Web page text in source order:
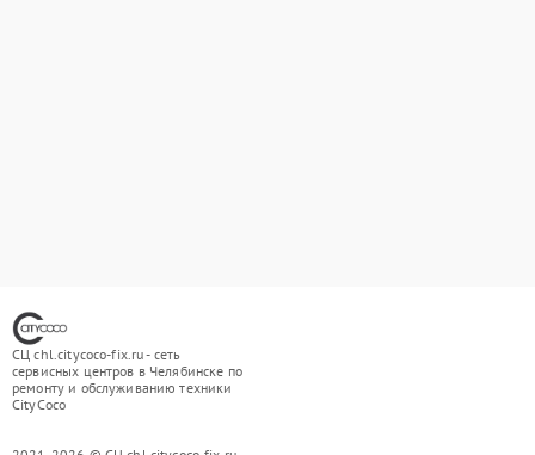
СЦ chl.citycoco-fix.ru - сеть
сервисных центров в Челябинске по
ремонту и обслуживанию техники
CityCoco